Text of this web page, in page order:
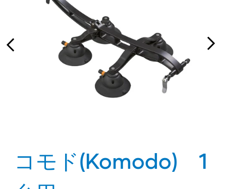
コモド(Komodo) 1